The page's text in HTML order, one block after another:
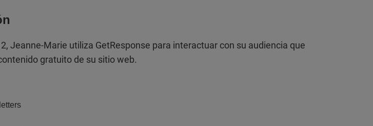
Jeanne-Marie utiliza GetResponse para interactuar con su audiencia que
gratuito de su sitio web.